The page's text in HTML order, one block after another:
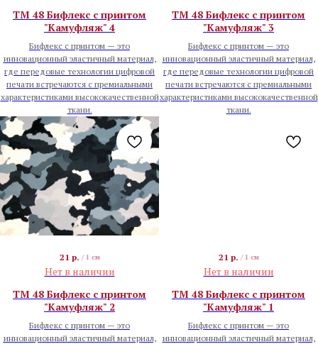
TM 48 Бифлекс с принтом
"Камуфляж" 4
Бифлекс с принтом — это
инновационный эластичный материал,
где передовые технологии цифровой
печати встречаются с премиальными
характеристиками высококачественной
ткани.
TM 48 Бифлекс с принтом
"Камуфляж" 3
Бифлекс с принтом — это
инновационный эластичный материал,
где передовые технологии цифровой
печати встречаются с премиальными
характеристиками высококачественной
ткани.
21 р. / 1 см
Нет в наличии
TM 48 Бифлекс с принтом
"Камуфляж" 2
Бифлекс с принтом — это
инновационный эластичный материал,
21 р. / 1 см
Нет в наличии
TM 48 Бифлекс с принтом
"Камуфляж" 1
Бифлекс с принтом — это
инновационный эластичный материал,